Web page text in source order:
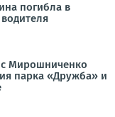
погибла в
Мирошниченко
парка «Дружба» и